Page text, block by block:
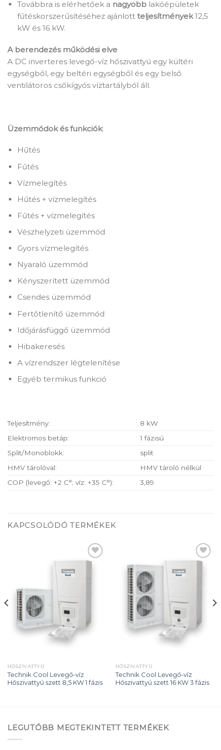
Továbbra is elérhetőek a nagyobb lakóépületek
fűtéskorszerűsítéséhez ajánlott teljesítmények12,5
kW és 16 kW.
A berendezés működési elve
A DC inverteres levegő-víz hőszivattyú egy kültéri
egységből, egy beltéri egységből és egy belső
ventilátoros csőkígyós víztartályból áll.
Üzemmódok és funkciók:
Hűtés
Fűtés
Vízmelegítés
Hűtés + vízmelegítés
Fűtés + vízmelegítés
Vészhelyzeti üzemmód
Gyors vízmelegítés
Nyaraló üzemmód
Kényszerített üzemmód
Csendes üzemmód
Fertőtlenítő üzemmód
Időjárásfüggő üzemmód
Hibakeresés
A vízrendszer légtelenítése
Egyéb termikus funkció
Teljesítmény:
8 kW
Elektromos betáp:
1 fázisú
Split/Monoblokk:
split
HMV tárolóval:
HMV tároló nélkül
COP (levegő: +2 C°; víz: +35 C°):
3,89
KAPCSOLÓDÓ TERMÉKEK
HŐSZIVATTYÚ
Technik Cool Levegő-víz
Hőszivattyú szett 8,5 KW 1 fázis
HŐSZIVATTYÚ
Technik Cool Levegő-víz
Hőszivattyú szett 16 KW 3 fázis
LEGUTÓBB MEGTEKINTETT TERMÉKEK